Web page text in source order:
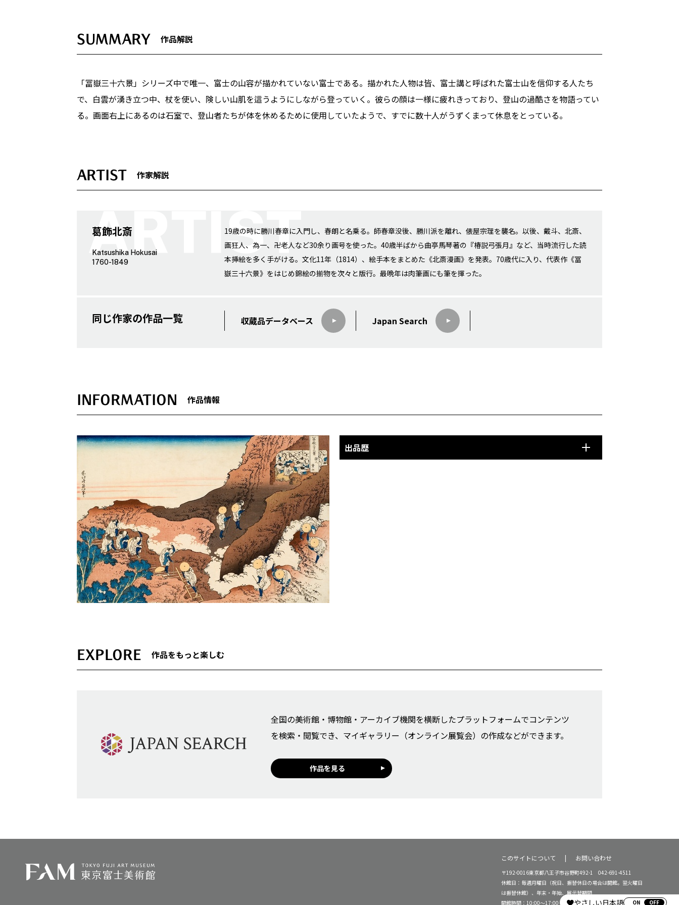
やさしい日本語 ON
SUMMARY 作品解説
「冨嶽三十六景」シリーズ中で唯一、富士の山容が描かれていない富士である。描かれた人物は皆、富士講と呼ばれた富士山を信仰する人たち
で、白雲が湧き立つ中、杖を使い、険しい山肌を這うようにしながら登っていく。彼らの顔は一様に疲れきっており、登山の過酷さを物語ってい
る。画面右上にあるのは石室で、登山者たちが体を休めるために使用していたようで、すでに数十人がうずくまって休息をとっている。
ARTIST 作家解説
葛飾北斎
Katsushika Hokusai
1760-1849
19歳の時に勝川春章に入門し、春朗と名乗る。師春章没後、勝川派を離れ、俵屋宗理を襲名。以後、戴斗、北斎、
画狂人、為一、卍老人など30余り画号を使った。40歳半ばから曲亭馬琴著の『椿説弓張月』など、当時流行した読
本挿絵を多く手がける。文化11年（1814）、絵手本をまとめた《北斎漫画》を発表。70歳代に入り、代表作《冨
嶽三十六景》をはじめ錦絵の揃物を次々と版行。最晩年は肉筆画にも筆を揮った。
同じ作家の作品一覧 収蔵品データベース Japan Search
INFORMATION 作品情報
出品歴
EXPLORE 作品をもっと楽しむ
全国の美術館・博物館・アーカイブ機関を横断したプラットフォームでコンテンツ
を検索・閲覧でき、マイギャラリー（オンライン展覧会）の作成などができます。
作品を見る
このサイトについて お問い合わせ
〒192-0016東京都八王子市谷野町492-1 042-691-4511
休館日：毎週月曜日（祝日、振替休日の場合は開館。翌火曜日
は振替休館）、年末・年始、展示替期間
開館時間：10:00～17:00（16:30受付終了）